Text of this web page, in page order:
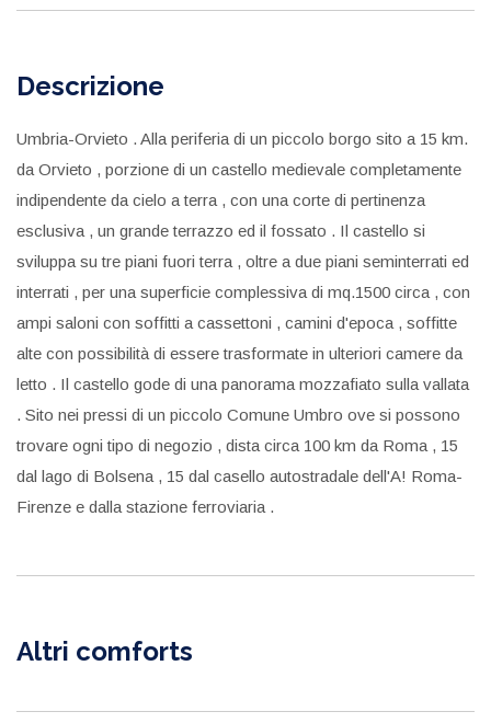
Descrizione
Umbria-Orvieto . Alla periferia di un piccolo borgo sito a 15 km.
da Orvieto , porzione di un castello medievale completamente
indipendente da cielo a terra , con una corte di pertinenza
esclusiva , un grande terrazzo ed il fossato . Il castello si
sviluppa su tre piani fuori terra , oltre a due piani seminterrati ed
interrati , per una superficie complessiva di mq.1500 circa , con
ampi saloni con soffitti a cassettoni , camini d'epoca , soffitte
alte con possibilità di essere trasformate in ulteriori camere da
letto . Il castello gode di una panorama mozzafiato sulla vallata
. Sito nei pressi di un piccolo Comune Umbro ove si possono
trovare ogni tipo di negozio , dista circa 100 km da Roma , 15
dal lago di Bolsena , 15 dal casello autostradale dell'A! Roma-
Firenze e dalla stazione ferroviaria .
Altri comforts